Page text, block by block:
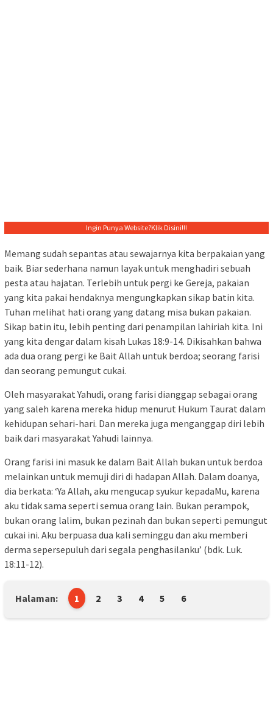
Ingin Punya Website?Klik Disini!!!
Memang sudah sepantas atau sewajarnya kita berpakaian yang
baik. Biar sederhana namun layak untuk menghadiri sebuah
pesta atau hajatan. Terlebih untuk pergi ke Gereja, pakaian
yang kita pakai hendaknya mengungkapkan sikap batin kita.
Tuhan melihat hati orang yang datang misa bukan pakaian.
Sikap batin itu, lebih penting dari penampilan lahiriah kita. Ini
yang kita dengar dalam kisah Lukas 18:9-14. Dikisahkan bahwa
ada dua orang pergi ke Bait Allah untuk berdoa; seorang farisi
dan seorang pemungut cukai.
Oleh masyarakat Yahudi, orang farisi dianggap sebagai orang
yang saleh karena mereka hidup menurut Hukum Taurat dalam
kehidupan sehari-hari. Dan mereka juga menganggap diri lebih
baik dari masyarakat Yahudi lainnya.
Orang farisi ini masuk ke dalam Bait Allah bukan untuk berdoa
melainkan untuk memuji diri di hadapan Allah. Dalam doanya,
dia berkata: ‘Ya Allah, aku mengucap syukur kepadaMu, karena
aku tidak sama seperti semua orang lain. Bukan perampok,
bukan orang lalim, bukan pezinah dan bukan seperti pemungut
cukai ini. Aku berpuasa dua kali seminggu dan aku memberi
derma sepersepuluh dari segala penghasilanku’ (bdk. Luk.
18:11-12).
Halaman: 1 2 3 4 5 6